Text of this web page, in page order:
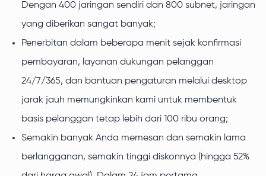
Dengan 400 jaringan sendiri dan 800 subnet, jaringan
yang diberikan sangat banyak;
Penerbitan dalam beberapa menit sejak konfirmasi
pembayaran, layanan dukungan pelanggan
24/7/365, dan bantuan pengaturan melalui desktop
jarak jauh memungkinkan kami untuk membentuk
basis pelanggan tetap lebih dari 100 ribu orang;
Semakin banyak Anda memesan dan semakin lama
berlangganan, semakin tinggi diskonnya (hingga 52%